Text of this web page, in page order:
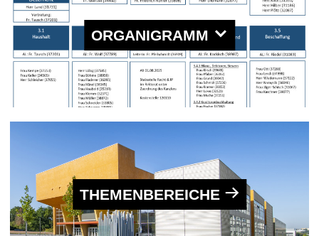
ORGANIGRAMM
THEMENBEREICHE